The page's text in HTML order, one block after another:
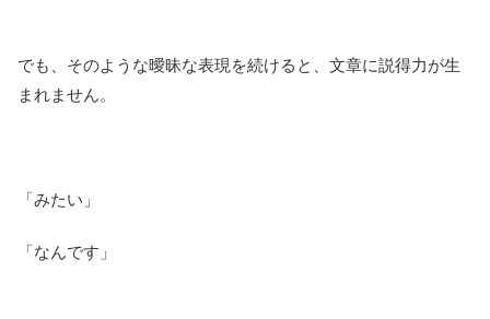
でも、そのような曖昧な表現を続けると、文章に説得力が生
まれません。
「みたい」
「なんです」